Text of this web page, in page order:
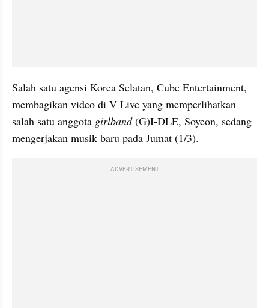
Salah satu agensi Korea Selatan, Cube Entertainment,
membagikan video di V Live yang memperlihatkan
salah satu anggota girlband (G)I-DLE, Soyeon, sedang
mengerjakan musik baru pada Jumat (1/3).
ADVERTISEMENT